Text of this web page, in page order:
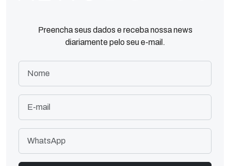
Preencha seus dados e receba nossa news
diariamente pelo seu e-mail.